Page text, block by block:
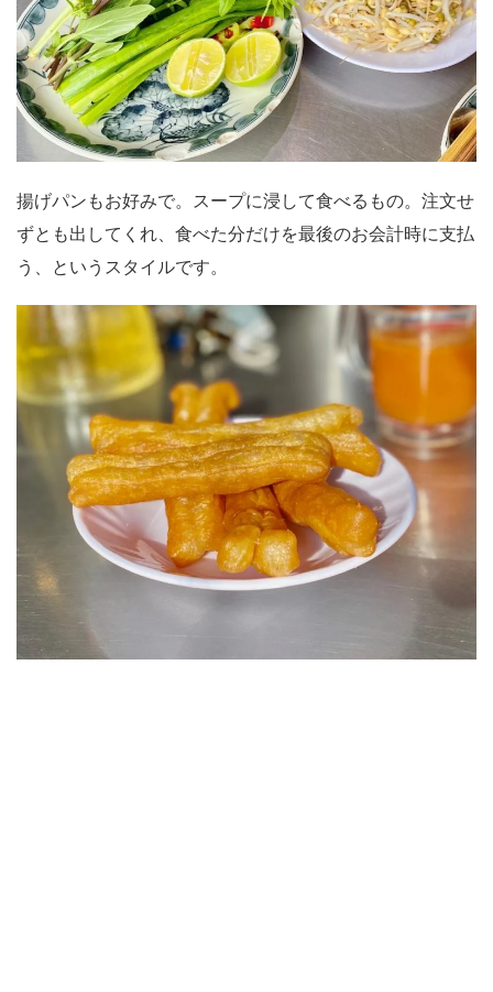
揚げパンもお好みで。スープに浸して食べるもの。注文せ
ずとも出してくれ、食べた分だけを最後のお会計時に支払
う、というスタイルです。